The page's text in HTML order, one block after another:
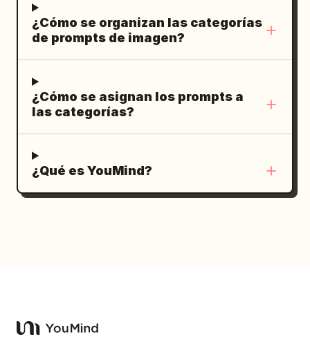
línea de la fecha, muestre “中国·深圳 |
sistema en espiral delgado y el eslogan
NEW SYSTEM NEW FUTURE
perfectamente centrado en un eje
violetas. No utilice personas, fotos de
maestra, visualmente impresionante,
diseñado para una publicación viral en X.
¿Cómo se organizan las categorías
de prompts de imagen?
¿Cómo se asignan los prompts a
las categorías?
¿Qué es YouMind?